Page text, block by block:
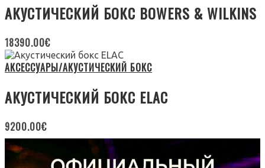
АКУСТИЧЕСКИЙ БОКС BOWERS & WILKINS
18390.00€
АКСЕССУАРЫ/АКУСТИЧЕСКИЙ БОКС
АКУСТИЧЕСКИЙ БОКС ELAC
9200.00€